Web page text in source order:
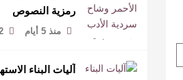
رمزية النصوص
منذ 5 أيام
آليات البناء